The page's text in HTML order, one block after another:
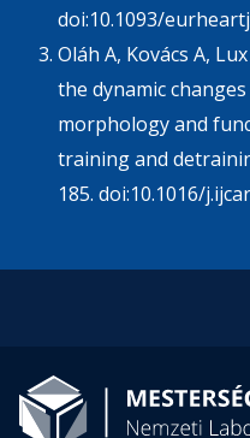
doi:10.1093/
Oláh A, Kovács A,
the dynamic
morphology and
training and
185. doi:10.1016/